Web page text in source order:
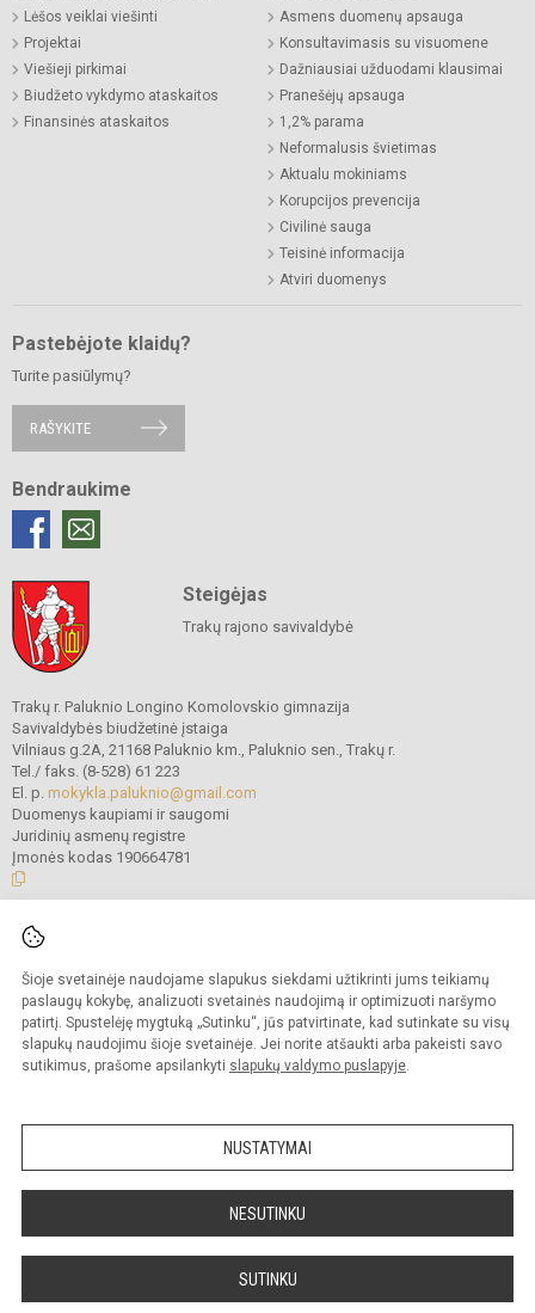
Šioje svetainėje naudojame slapukus siekdami užtikrinti jums teikiamų
paslaugų kokybę, analizuoti svetainės naudojimą ir optimizuoti naršymo
patirtį. Spustelėję mygtuką „Sutinku“, jūs patvirtinate, kad sutinkate su visų
slapukų naudojimu šioje svetainėje. Jei norite atšaukti arba pakeisti savo
sutikimus, prašome apsilankyti slapukų valdymo puslapyje.
NUSTATYMAI
NESUTINKU
SUTINKU
Lėšos veiklai viešinti
Projektai
Viešieji pirkimai
Biudžeto vykdymo ataskaitos
Finansinės ataskaitos
Asmens duomenų apsauga
Konsultavimasis su visuomene
Dažniausiai užduodami klausimai
Pranešėjų apsauga
1,2% parama
Neformalusis švietimas
Aktualu mokiniams
Korupcijos prevencija
Civilinė sauga
Teisinė informacija
Atviri duomenys
Pastebėjote klaidų?
Turite pasiūlymų?
RAŠYKITE
Bendraukime
Steigėjas
Trakų rajono savivaldybė
Trakų r. Paluknio Longino Komolovskio gimnazija
Savivaldybės biudžetinė įstaiga
Vilniaus g.2A, 21168 Paluknio km., Paluknio sen., Trakų r.
Tel./ faks. (8-528) 61 223
El. p. mokykla.paluknio@gmail.com
Duomenys kaupiami ir saugomi
Juridinių asmenų registre
Įmonės kodas 190664781
© 2021. Trakų r. Paluknio Longino Komolovskio gimnazija. Visos teisės
Kopijuoti turinį be raštiško gimnazijos administracijos sutikimo griežtai
draudžiama.
Prieinamumo paraiška Slapukų valdymas
Sumanus būdas atnaujinti